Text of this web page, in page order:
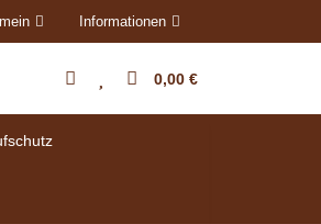
Informationen
0,00 €